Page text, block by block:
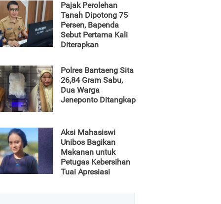
Pajak Perolehan
Tanah Dipotong 75
Persen, Bapenda
Sebut Pertama Kali
Diterapkan
Polres Bantaeng Sita
26,84 Gram Sabu,
Dua Warga
Jeneponto Ditangkap
Aksi Mahasiswi
Unibos Bagikan
Makanan untuk
Petugas Kebersihan
Tuai Apresiasi